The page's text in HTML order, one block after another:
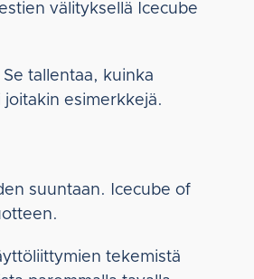
välityksellä Icecube
tallentaa, kuinka
esimerkkejä.
suuntaan. Icecube of
tekemistä